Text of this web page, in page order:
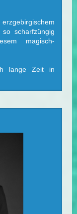
scharfzüngig
magisch-
lange Zeit in